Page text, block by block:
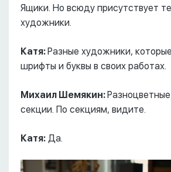
Ящики. Но всюду присутствует
художники.
Катя:Разные художники,
шрифты и буквы в своих работах.
Михаил Шемякин:
секции. По секциям, видите.
Катя: Да.